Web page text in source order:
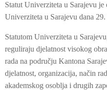
Statut Univerziteta u Sarajevu
Univerziteta u Sarajevu dana
Statutom Univerziteta u
reguliraju djelatnost visokog
rada na području Kantona
djelatnost, organizacija, način
akademskog osoblja i drugih